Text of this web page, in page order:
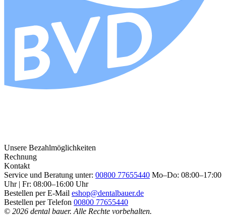
Unsere Bezahlmöglichkeiten
Rechnung
Kontakt
Service und Beratung unter: 00800 77655440 Mo–Do: 08:00–17:00
Uhr | Fr: 08:00–16:00 Uhr
Bestellen per E-Mail eshop@dentalbauer.de
Bestellen per Telefon 00800 77655440
© 2026 dental bauer. Alle Rechte vorbehalten.